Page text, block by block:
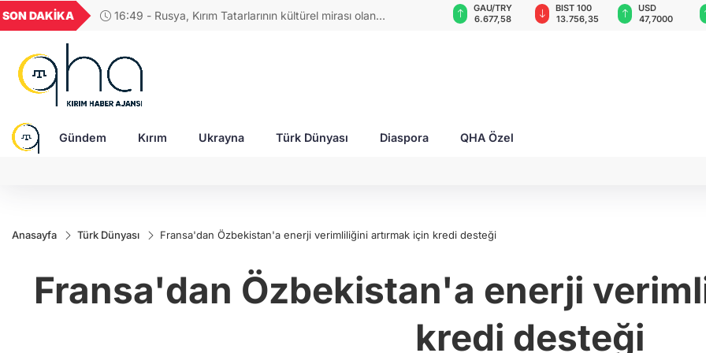
SON DAKİKA
16:36 - İran'da Azerbaycan kimliği hedefte: Propaganda
GEL
18,2409
16,2411
27,9743
0,0018
BIST 100
13.756,35
USD
47,7000
EUR
55,2120
Gündem Kırım Ukrayna Türk Dünyası Diaspora QHA Özel
Anasayfa Türk Dünyası Fransa'dan Özbekistan'a enerji verimliliğini artırmak için kredi desteği
Fransa'dan Özbekistan'a enerji
kredi desteği